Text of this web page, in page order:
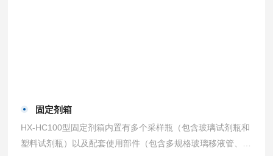
固定剂箱
HX-HC100型固定剂箱内置有多个采样瓶（包含玻璃试剂瓶和
塑料试剂瓶）以及配套使用部件（包含多规格玻璃移液管、一